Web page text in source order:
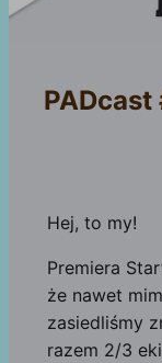
Hej, to my!
Premiera
że nawet
zasiedliśmy
razem 2/3